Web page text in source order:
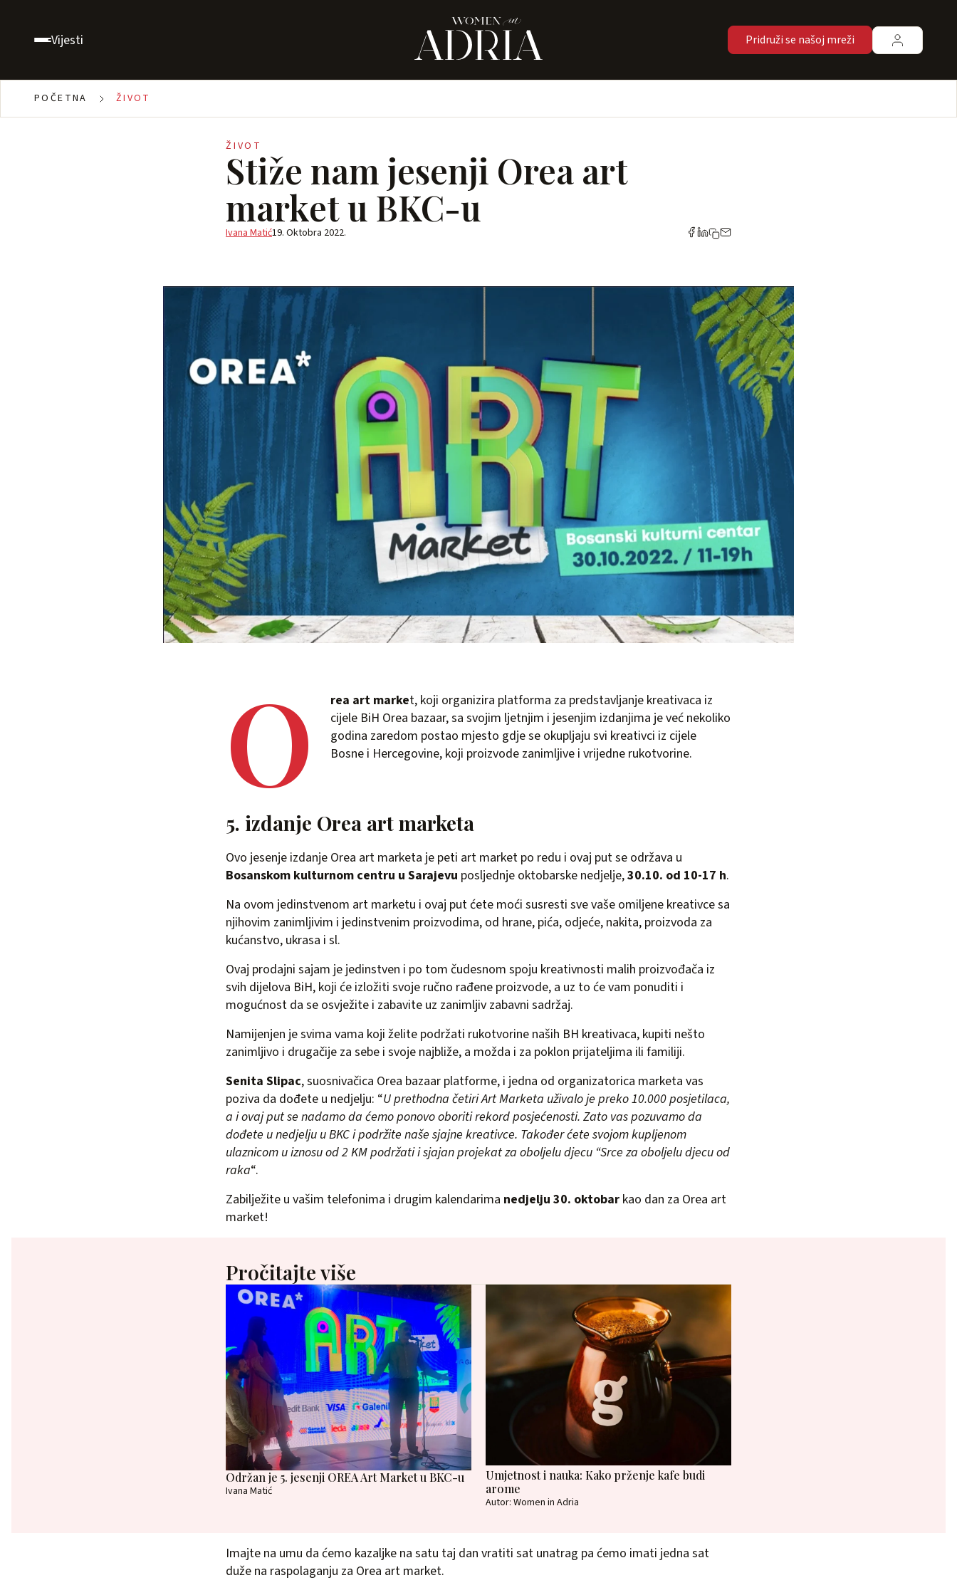
Vijesti Pridruži se našoj mreži
POČETNA ŽIVOT
ŽIVOT
Stiže nam jesenji Orea art
market u BKC-u
Ivana Matić19. Oktobra 2022.
O rea art market, koji organizira platforma za predstavljanje kreativaca iz
cijele BiH Orea bazaar, sa svojim ljetnjim i jesenjim izdanjima je već nekoliko
godina zaredom postao mjesto gdje se okupljaju svi kreativci iz cijele
Bosne i Hercegovine, koji proizvode zanimljive i vrijedne rukotvorine.
5. izdanje Orea art marketa
Ovo jesenje izdanje Orea art marketa je peti art market po redu i ovaj put se održava u
Bosanskom kulturnom centru u Sarajevu posljednje oktobarske nedjelje,30.10. od 10-17 h.
Na ovom jedinstvenom art marketu i ovaj put ćete moći susresti sve vaše omiljene kreativce sa
njihovim zanimljivim i jedinstvenim proizvodima, od hrane, pića, odjeće, nakita, proizvoda za
kućanstvo, ukrasa i sl.
Ovaj prodajni sajam je jedinstven i po tom čudesnom spoju kreativnosti malih proizvođača iz
svih dijelova BiH, koji će izložiti svoje ručno rađene proizvode, a uz to će vam ponuditi i
mogućnost da se osvježite i zabavite uz zanimljiv zabavni sadržaj.
Namijenjen je svima vama koji želite podržati rukotvorine naših BH kreativaca, kupiti nešto
zanimljivo i drugačije za sebe i svoje najbliže, a možda i za poklon prijateljima ili familiji.
Senita Slipac, suosnivačica Orea bazaar platforme, i jedna od organizatorica marketa vas
poziva da dođete u nedjelju: “U prethodna četiri Art Marketa uživalo je preko 10.000 posjetilaca,
a i ovaj put se nadamo da ćemo ponovo oboriti rekord posjećenosti. Zato vas pozuvamo da
dođete u nedjelju u BKC i podržite naše sjajne kreativce. Također ćete svojom kupljenom
ulaznicom u iznosu od 2 KM podržati i sjajan projekat za oboljelu djecu “Srce za oboljelu djecu od
raka“.
Zabilježite u vašim telefonima i drugim kalendarima nedjelju 30. oktobar kao dan za Orea art
market!
Pročitajte više
Održan je 5. jesenji OREA Art Market u BKC-u
Ivana Matić
Umjetnost i nauka: Kako prženje kafe budi
arome
Autor: Women in Adria
Imajte na umu da ćemo kazaljke na satu taj dan vratiti sat unatrag pa ćemo imati jedna sat
duže na raspolaganju za Orea art market.